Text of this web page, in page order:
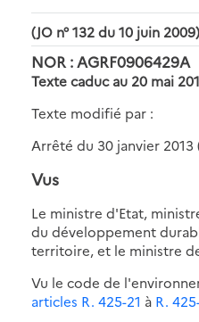
(JO n° 132 du 10 juin 2009)
NOR : AGRF0906429A
Texte caduc au 20 mai
Texte modifié par :
Arrêté du 30 janvier 2013
Vus
Le ministre d'Etat,
du développement
territoire, et le ministre
Vu le code de
articles R. 425-21 à R.